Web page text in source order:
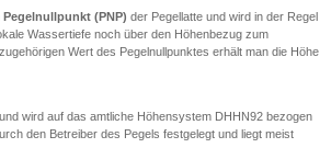
Pegelnullpunkt (PNP) der Pegellatte und wird in der Regel
Wassertiefe noch über den Höhenbezug zum
Wert des Pegelnullpunktes erhält man die Höhe
wird auf das amtliche Höhensystem DHHN92 bezogen
den Betreiber des Pegels festgelegt und liegt meist